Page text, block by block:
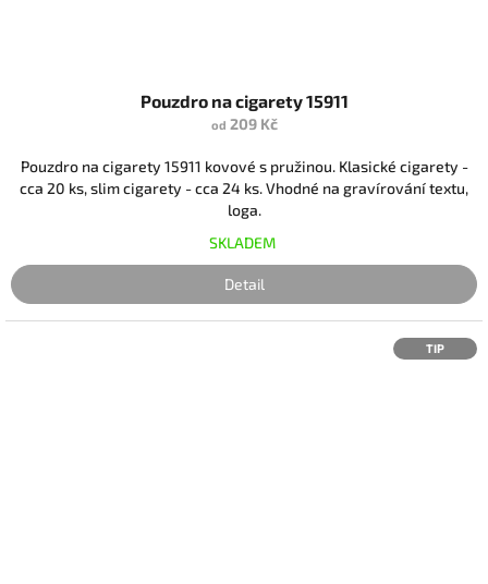
Pouzdro na cigarety 15911
od 209 Kč
Pouzdro na cigarety 15911 kovové s pružinou. Klasické cigarety -
cca 20 ks, slim cigarety - cca 24 ks. Vhodné na gravírování textu,
loga.
SKLADEM
Detail
TIP